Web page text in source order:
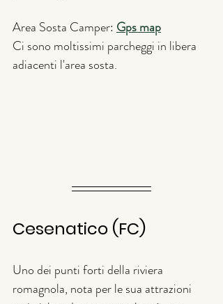
Area Sosta Camper: Gps map
Ci sono moltissimi parcheggi in libera
adiacenti l'area sosta.
Cesenatico (FC)
Uno dei punti forti della riviera
romagnola, nota per le sua attrazioni